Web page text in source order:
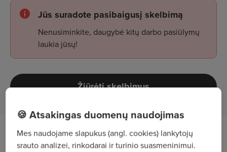
Jūs suradote pasibaigusį skelbimą
Nenusiminkite, daugybė kitų darbo pasiūlymų
laukia jūsų!
Žiūrėti skelbimus
Darbo aprašymas
🍪 Atsakingas duomenų naudojimas
Mes naudojame slapukus (angl. cookies) lankytojų
srauto analizei, rinkodarai ir turinio suasmeninimui.